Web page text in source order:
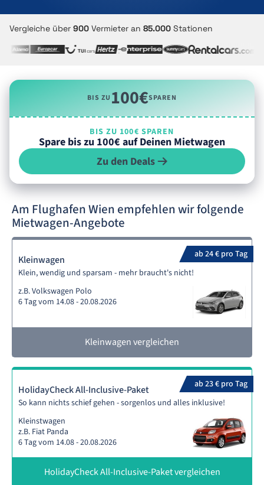
Vergleiche über 900 Vermieter an 85.000 Stationen
BIS ZU100€SPAREN
BIS ZU 100€ SPAREN
Spare bis zu 100€ auf Deinen Mietwagen
Zu den Deals
Am Flughafen Wien empfehlen wir folgende
Mietwagen-Angebote
ab 24 € pro Tag
Kleinwagen
Klein, wendig und sparsam - mehr braucht's nicht!
z.B. Volkswagen Polo
6 Tag vom 14.08 - 20.08.2026
Kleinwagen vergleichen
ab 23 € pro Tag
HolidayCheck All-Inclusive-Paket
So kann nichts schief gehen - sorgenlos und alles inklusive!
Kleinstwagen
z.B. Fiat Panda
6 Tag vom 14.08 - 20.08.2026
HolidayCheck All-Inclusive-Paket vergleichen